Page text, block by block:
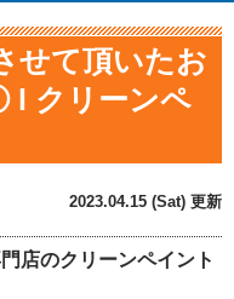
せて頂いたお
l クリーンペ
2023.04.15 (Sat) 更新
店のクリーンペイント